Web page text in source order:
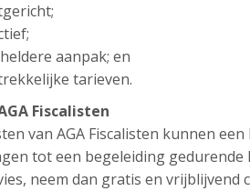
aanpak; en
tarieven.
Fiscalisten
van AGA Fiscalisten kunnen
tot een begeleiding
neem dan gratis en